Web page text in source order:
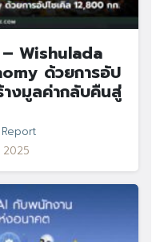
– Wishulada
ด้วยการอัป
งมูลค่ากลับคืนสู่
Report
2025